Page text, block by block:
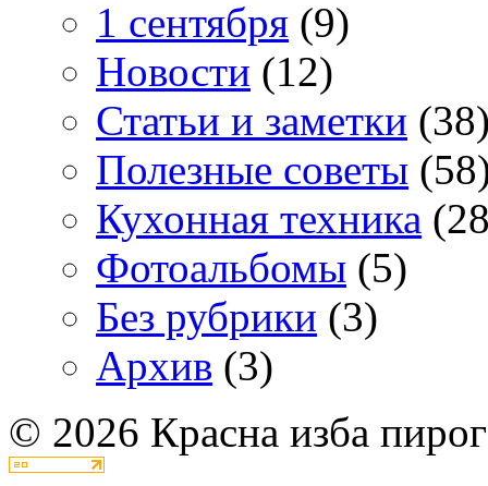
1 сентября (9)
Новости (12)
Статьи и заметки
Полезные советы
Кухонная техника
Фотоальбомы (5)
Без рубрики (3)
Архив (3)
© 2026 Красна изба